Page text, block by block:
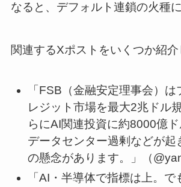
なると、デフォルト連鎖の火種に
関連するXポストをいくつか紹介
「FSB（金融安定理事会）は
レジット市場を最大2兆ドル
らにAI関連投資に約8000億ド
データセンター過剰などが起
の懸念があります。」（
「AI・半導体で指標は上。